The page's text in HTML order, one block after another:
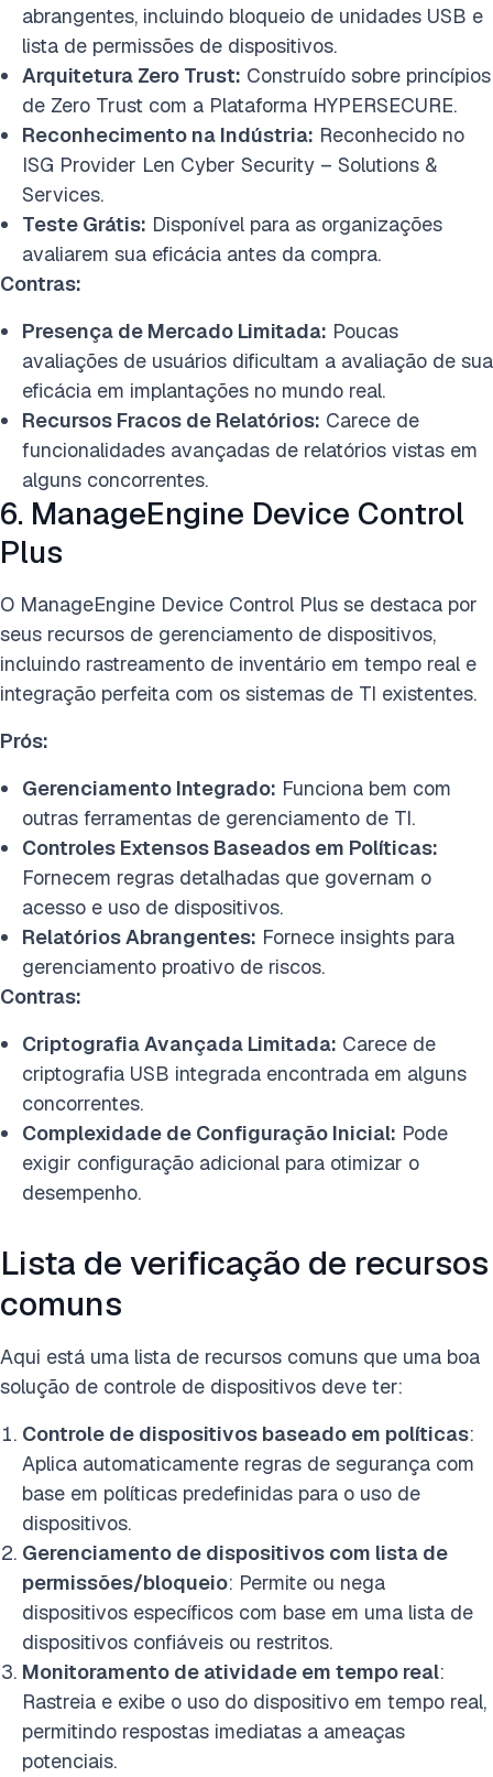
abrangentes, incluindo bloqueio de unidades USB e
lista de permissões de dispositivos.
Arquitetura Zero Trust: Construído sobre princípios
de Zero Trust com a Plataforma HYPERSECURE.
Reconhecimento na Indústria: Reconhecido no
ISG Provider Len Cyber Security – Solutions &
Services.
Teste Grátis: Disponível para as organizações
avaliarem sua eficácia antes da compra.
Contras:
Presença de Mercado Limitada: Poucas
avaliações de usuários dificultam a avaliação de sua
eficácia em implantações no mundo real.
Recursos Fracos de Relatórios: Carece de
funcionalidades avançadas de relatórios vistas em
alguns concorrentes.
6. ManageEngine Device Control
Plus
O ManageEngine Device Control Plus se destaca por
seus recursos de gerenciamento de dispositivos,
incluindo rastreamento de inventário em tempo real e
integração perfeita com os sistemas de TI existentes.
Prós:
Gerenciamento Integrado: Funciona bem com
outras ferramentas de gerenciamento de TI.
Controles Extensos Baseados em Políticas:
Fornecem regras detalhadas que governam o
acesso e uso de dispositivos.
Relatórios Abrangentes: Fornece insights para
gerenciamento proativo de riscos.
Contras:
Criptografia Avançada Limitada: Carece de
criptografia USB integrada encontrada em alguns
concorrentes.
Complexidade de Configuração Inicial: Pode
exigir configuração adicional para otimizar o
desempenho.
Lista de verificação de recursos
comuns
Aqui está uma lista de recursos comuns que uma boa
solução de controle de dispositivos deve ter:
Controle de dispositivos baseado em políticas:
Aplica automaticamente regras de segurança com
base em políticas predefinidas para o uso de
dispositivos.
Gerenciamento de dispositivos com lista de
permissões/bloqueio: Permite ou nega
dispositivos específicos com base em uma lista de
dispositivos confiáveis ou restritos.
Monitoramento de atividade em tempo real:
Rastreia e exibe o uso do dispositivo em tempo real,
permitindo respostas imediatas a ameaças
potenciais.